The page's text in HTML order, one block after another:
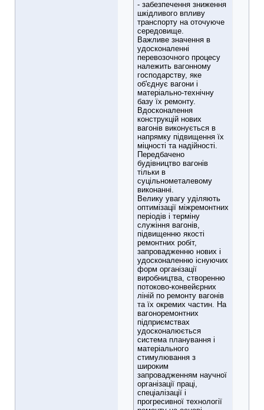
- забезпечення зниження
шкідливого впливу
транспорту на оточуюче
середовище.
Важливе значення в
удосконаленні
перевозочного процесу
належить вагонному
господарству, яке
об'єднує вагони і
матеріально-технічну
базу їх ремонту.
Вдосконалення
конструкцій нових
вагонів виконується в
напрямку підвищення їх
міцності та надійності.
Передбачено
будівництво вагонів
тільки в
суцільнометалевому
виконанні.
Велику увагу уділяють
оптимізації міжремонтних
періодів і терміну
служіння вагонів,
підвищенню якості
ремонтних робіт,
запровадженню нових і
удосконаленню існуючих
форм організації
виробництва, створенню
потоково-конвейєрних
ліній по ремонту вагонів
та їх окремих частин. На
вагоноремонтних
підприємствах
удосконалюється
система планування і
матеріального
стимулювання з
широким
запровадженням научної
організації праці,
спеціалізації і
прогресивної технології